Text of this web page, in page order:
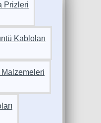
Prizleri
Kabloları